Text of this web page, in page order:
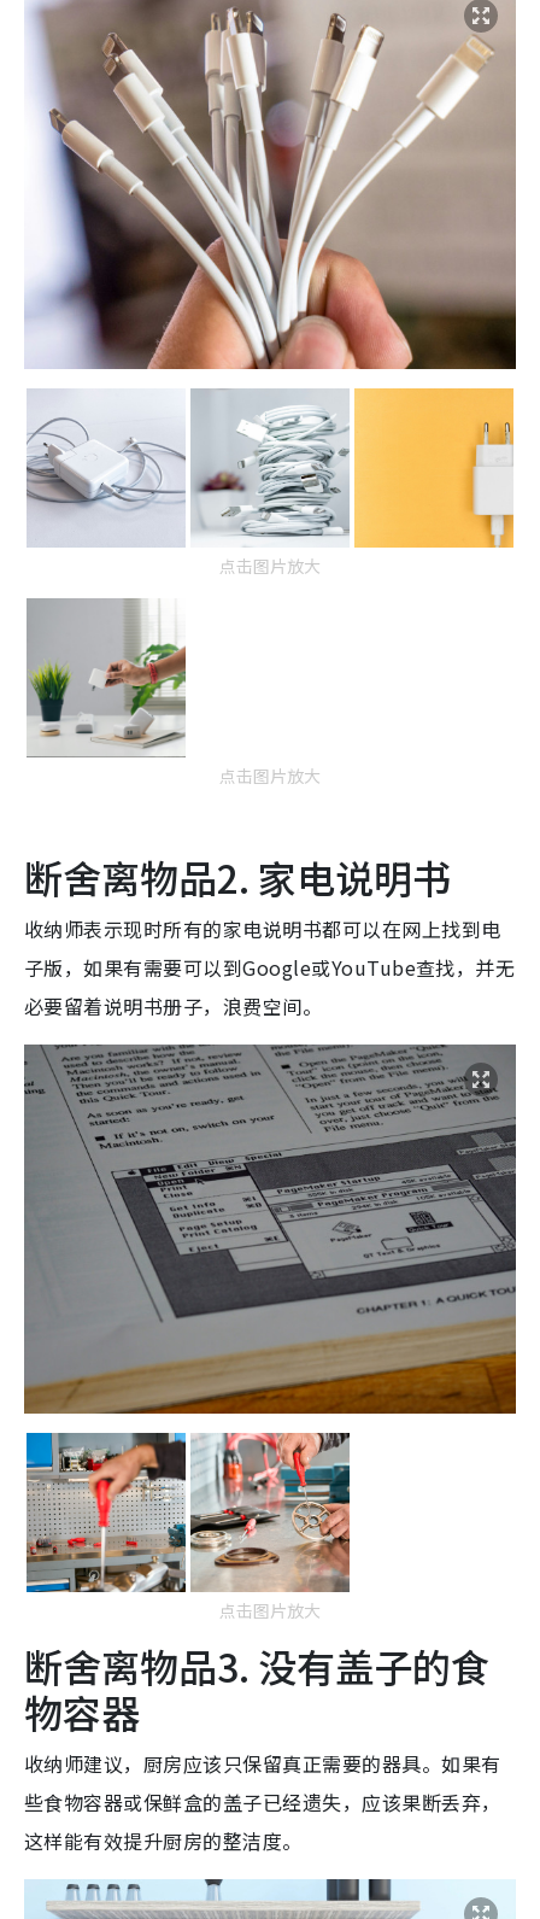
点击图片放大
点击图片放大
断舍离物品2. 家电说明书
收纳师表示现时所有的家电说明书都可以在网上找到电
子版，如果有需要可以到Google或YouTube查找，并无
必要留着说明书册子，浪费空间。
点击图片放大
断舍离物品3. 没有盖子的食
物容器
收纳师建议，厨房应该只保留真正需要的器具。如果有
些食物容器或保鲜盒的盖子已经遗失，应该果断丢弃，
这样能有效提升厨房的整洁度。